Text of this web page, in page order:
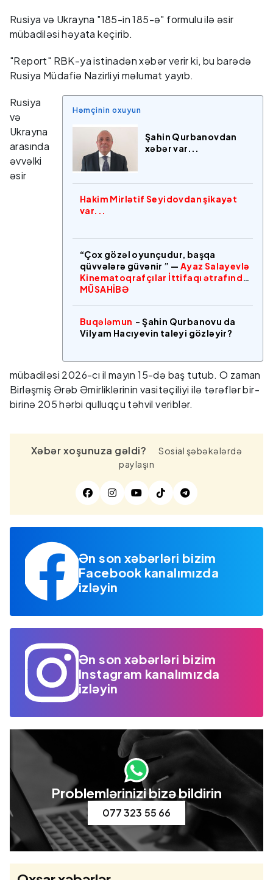
Rusiya və Ukrayna "185-in 185-ə" formulu ilə əsir
mübadiləsi həyata keçirib.
"Report" RBK-ya istinadən xəbər verir ki, bu barədə
Rusiya Müdafiə Nazirliyi məlumat yayıb.
Həmçinin oxuyun
Şahin Qurbanovdan
xəbər var...
Hakim Mirlətif Seyidovdan şikayət
var...
“Çox gözəl oyunçudur, başqa
qüvvələrə güvənir ” — Ayaz Salayevlə
Kinematoqrafçılar İttifaqı ətrafında
MÜSAHİBƏ
Buqələmun - Şahin Qurbanovu da
Vilyam Hacıyevin taleyi gözləyir?
Rusiya
və
Ukrayna
arasında
əvvəlki
əsir
mübadiləsi 2026-cı il mayın 15-də baş tutub. O zaman
Birləşmiş Ərəb Əmirliklərinin vasitəçiliyi ilə tərəflər bir-
birinə 205 hərbi qulluqçu təhvil veriblər.
Xəbər xoşunuza gəldi?
Sosial şəbəkələrdə
paylaşın
Ən son xəbərləri bizim
Facebook kanalımızda
izləyin
Ən son xəbərləri bizim
Instagram kanalımızda
izləyin
Problemlərinizi bizə bildirin
077 323 55 66